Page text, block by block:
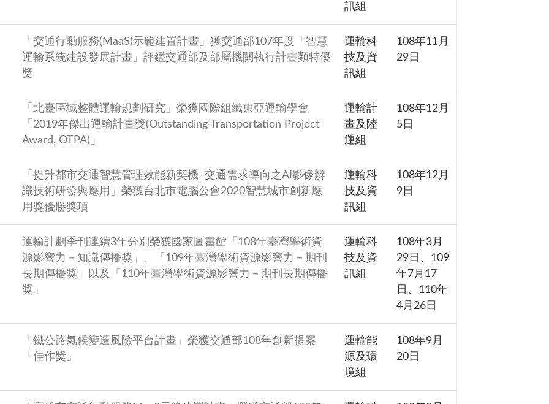
訊組
「交通行動服務(MaaS)示範建置計畫」獲交通部107年度「智慧
運輸系統建設發展計畫」評鑑交通部及部屬機關執行計畫類特優
獎
運輸科
技及資
訊組
108年11月
29日
「北臺區域整體運輸規劃研究」榮獲國際組織東亞運輸學會
「2019年傑出運輸計畫獎(Outstanding Transportation Project
Award, OTPA)」
運輸計
畫及陸
運組
108年12月
5日
「提升都市交通智慧管理效能新契機–交通需求導向之AI影像辨
識技術研發與應用」榮獲台北市電腦公會2020智慧城市創新應
用獎優勝獎項
運輸科
技及資
訊組
108年12月
9日
運輸計劃季刊連續3年分別榮獲國家圖書館「108年臺灣學術資
源影響力－知識傳播獎」、「109年臺灣學術資源影響力－期刊
長期傳播獎」以及「110年臺灣學術資源影響力－期刊長期傳播
獎」
運輸科
技及資
訊組
108年3月
29日、109
年7月17
日、110年
4月26日
「鐵公路氣候變遷風險平台計畫」榮獲交通部108年創新提案
「佳作獎」
運輸能
源及環
境組
108年9月
20日